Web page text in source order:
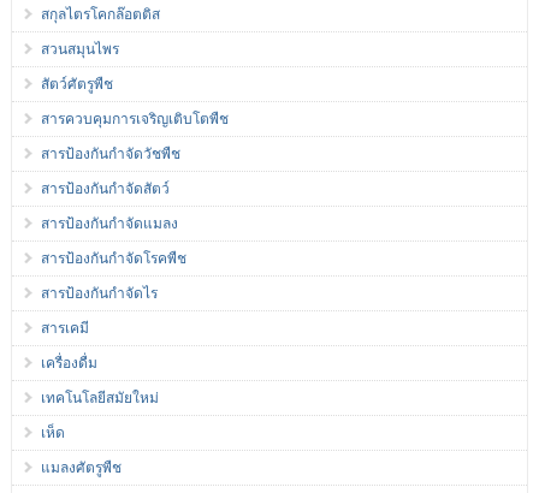
สกุลไตรโคกล๊อตติส
สวนสมุนไพร
สัตว์ศัตรูพืช
สารควบคุมการเจริญเติบโตพืช
สารป้องกันกำจัดวัชพืช
สารป้องกันกำจัดสัตว์
สารป้องกันกำจัดแมลง
สารป้องกันกำจัดโรคพืช
สารป้องกันกำจัดไร
สารเคมี
เครื่องดื่ม
เทคโนโลยีสมัยใหม่
เห็ด
แมลงศัตรูพืช